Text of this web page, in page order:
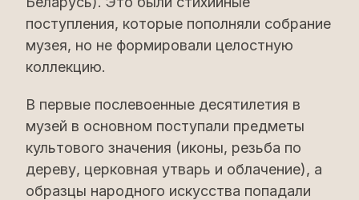
поступления, которые пополняли собрание
музея, но не формировали целостную
коллекцию.
В первые послевоенные десятилетия в
музей в основном поступали предметы
культового значения (иконы, резьба по
дереву, церковная утварь и облачение), а
образцы народного искусства попадали